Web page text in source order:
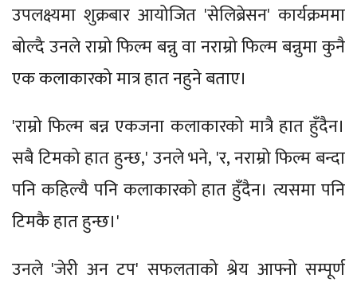
उपलक्ष्यमा शुक्रबार आयोजित 'सेलिब्रेसन' कार्यक्रममा
बोल्दै उनले राम्रो फिल्म बन्नु वा नराम्रो फिल्म बन्नुमा कुनै
एक कलाकारको मात्र हात नहुने बताए।
'राम्रो फिल्म बन्न एकजना कलाकारको मात्रै हात हुँदैन।
सबै टिमको हात हुन्छ,' उनले भने, 'र, नराम्रो फिल्म बन्दा
पनि कहिल्यै पनि कलाकारको हात हुँदैन। त्यसमा पनि
टिमकै हात हुन्छ।'
उनले 'जेरी अन टप' सफलताको श्रेय आफ्नो सम्पूर्ण